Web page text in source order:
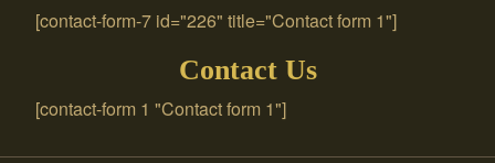
[contact-form-7 id="226" title="Contact form 1"]
Contact Us
[contact-form 1 "Contact form 1"]